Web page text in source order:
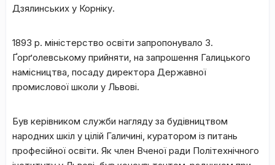
Дзялинських у Корніку.
1893 р. міністерство освіти запропонувало З.
Ґорґолевському прийняти, на запрошення Галицького
намісництва, посаду директора Державної
промислової школи у Львові.
Був керівником служби нагляду за будівництвом
народних шкіл у цілій Галичині, куратором із питань
професійної освіти. Як член Вченої ради Політехнічного